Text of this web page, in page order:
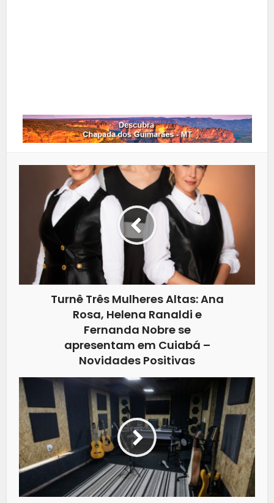
Turnê Três Mulheres Altas: Ana
Rosa, Helena Ranaldi e
Fernanda Nobre se
apresentam em Cuiabá –
Novidades Positivas